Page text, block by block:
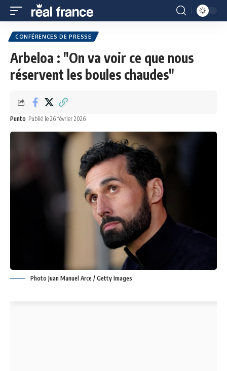
CONFÉRENCES DE PRESSE
Arbeloa : "On va voir ce que nous
réservent les boules chaudes"
Punto Publié le 26 février 2026
Photo Juan Manuel Arce / Getty Images